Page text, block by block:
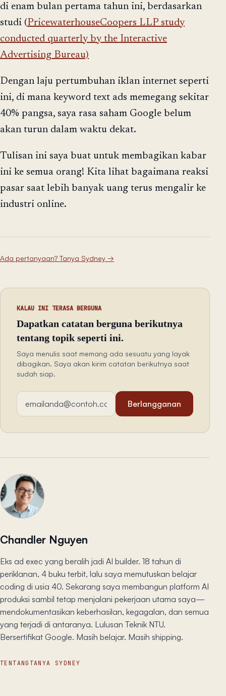
di enam bulan pertama tahun ini, berdasarkan
studi (PricewaterhouseCoopers LLP study
conducted quarterly by the Interactive
Advertising Bureau)
Dengan laju pertumbuhan iklan internet seperti
ini, di mana keyword text ads memegang sekitar
40% pangsa, saya rasa saham Google belum
akan turun dalam waktu dekat.
Tulisan ini saya buat untuk membagikan kabar
ini ke semua orang! Kita lihat bagaimana reaksi
pasar saat lebih banyak uang terus mengalir ke
industri online.
Ada pertanyaan? Tanya Sydney →
KALAU INI TERASA BERGUNA
Dapatkan catatan berguna berikutnya
tentang topik seperti ini.
Saya menulis saat memang ada sesuatu yang layak
dibagikan. Saya akan kirim catatan berikutnya saat
sudah siap.
Alamat email
Berlangganan
Chandler Nguyen
Eks ad exec yang beralih jadi AI builder. 18 tahun di
periklanan, 4 buku terbit, lalu saya memutuskan belajar
coding di usia 40. Sekarang saya membangun platform AI
produksi sambil tetap menjalani pekerjaan utama saya—
mendokumentasikan keberhasilan, kegagalan, dan semua
yang terjadi di antaranya. Lulusan Teknik NTU.
Bersertifikat Google. Masih belajar. Masih shipping.
TENTANG TANYA SYDNEY